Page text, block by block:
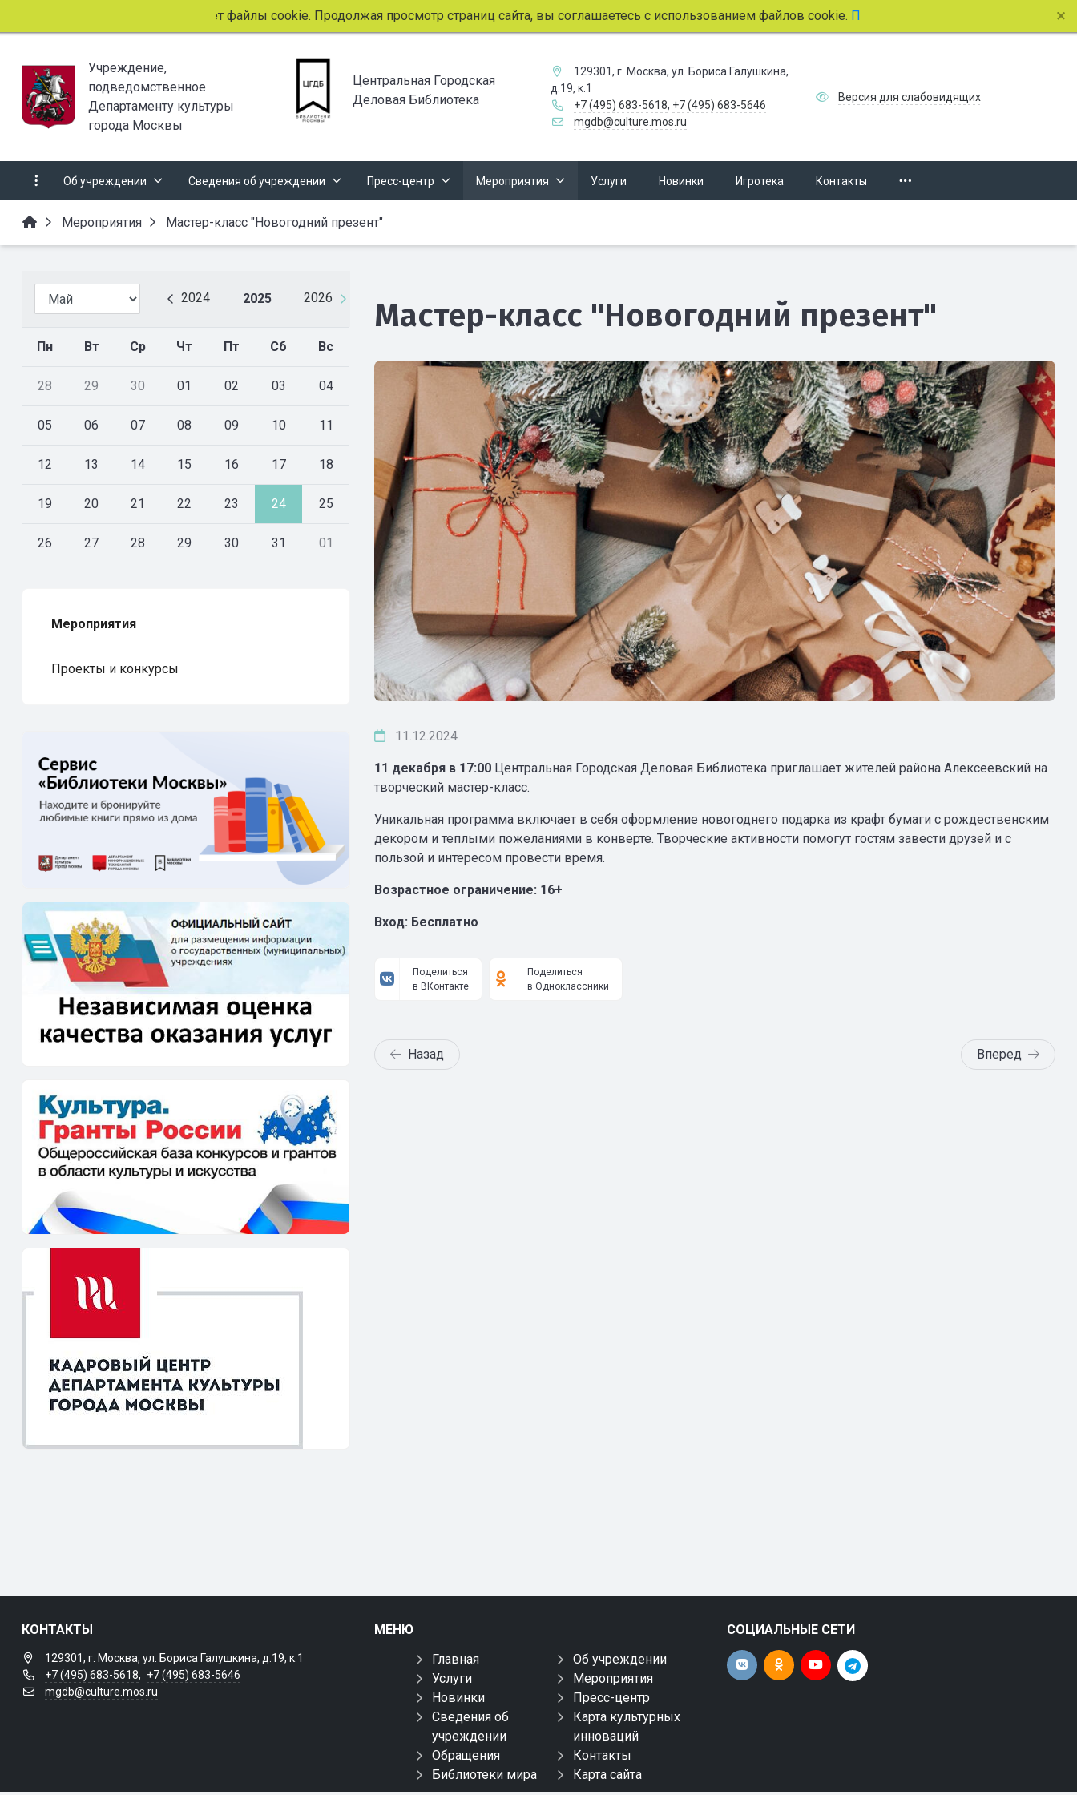
Этот сайт использует файлы cookie. Продолжая просмотр страниц сайта, вы соглашаетесь с использованием файлов cookie.Подробнее.
Учреждение,
подведомственное
Департаменту культуры
города Москвы
Центральная Городская
Деловая Библиотека
129301, г. Москва, ул. Бориса Галушкина,
д.19, к.1
+7 (495) 683-5618, +7 (495) 683-5646
mgdb@culture.mos.ru
Версия для слабовидящих
Об учреждении Сведения об учреждении Пресс-центр Мероприятия Услуги Новинки Игротека Контакты
Мероприятия Мастер-класс "Новогодний презент"
2024 2025 2026
Пн Вт Ср Чт Пт Сб Вс
28 29 30 01 02 03 04
05 06 07 08 09 10 11
12 13 14 15 16 17 18
19 20 21 22 23 24 25
26 27 28 29 30 31 01
Мероприятия
Проекты и конкурсы
Мастер-класс "Новогодний презент"
11.12.2024
11 декабря в 17:00 Центральная Городская Деловая Библиотека приглашает жителей района Алексеевский на
творческий мастер-класс.
Уникальная программа включает в себя оформление новогоднего подарка из крафт бумаги с рождественским
декором и теплыми пожеланиями в конверте. Творческие активности помогут гостям завести друзей и с
пользой и интересом провести время.
Возрастное ограничение: 16+
Вход: Бесплатно
Поделиться
в ВКонтакте
Поделиться
в Одноклассники
Назад Вперед
КОНТАКТЫ
129301, г. Москва, ул. Бориса Галушкина, д.19, к.1
+7 (495) 683-5618, +7 (495) 683-5646
mgdb@culture.mos.ru
МЕНЮ
Главная
Об учреждении
Услуги
Мероприятия
Новинки
Пресс-центр
Сведения об
учреждении
Карта культурных
инноваций
Обращения
Контакты
Библиотеки мира
Карта сайта
СОЦИАЛЬНЫЕ СЕТИ